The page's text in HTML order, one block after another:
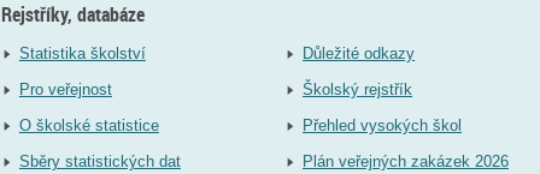
Rejstříky, databáze
Statistika školství
Pro veřejnost
O školské statistice
Sběry statistických dat
Důležité odkazy
Školský rejstřík
Přehled vysokých škol
Plán veřejných zakázek 2026